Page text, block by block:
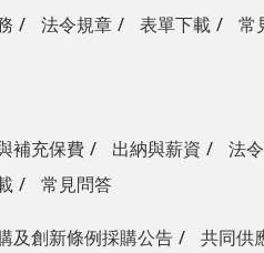
法令規章 表單下載 常
補充保費 出納與薪資
法
常見問答
及創新條例採購公告
共同供